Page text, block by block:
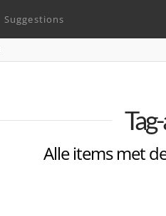
Suggestions
Alle items met